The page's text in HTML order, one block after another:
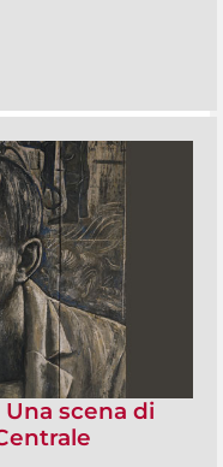
scena di